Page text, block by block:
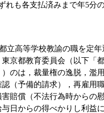
れも各支払済みまで年5分
立高等学校教諭の職を定
京都教育委員会（以下「
のは，裁量権の逸脱，濫
（予備的請求），再雇用
賠償（不法行為時からの
日からの得べかりし利益